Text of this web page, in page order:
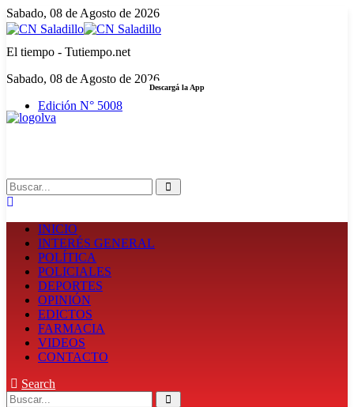
Sabado, 08 de Agosto de 2026
El tiempo - Tutiempo.net
Sabado, 08 de Agosto de 2026
Edición N° 5008
Descargá la App
INICIO
INTERÉS GENERAL
POLÍTICA
POLICIALES
DEPORTES
OPINIÓN
EDICTOS
FARMACIA
VIDEOS
CONTACTO
Search